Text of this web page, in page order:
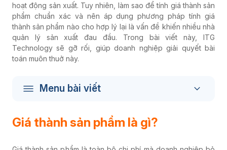
hoạt động sản xuất. Tuy nhiên, làm sao để tính giá thành sản
phẩm chuẩn xác và nên áp dụng phương pháp tính giá
thành sản phẩm nào cho hợp lý lại là vấn đề khiến nhiều nhà
quản lý sản xuất đau đầu. Trong bài viết này, ITG
Technology sẽ gỡ rối, giúp doanh nghiệp giải quyết bài
toán muôn thuở này.
Menu bài viết
Giá thành sản phẩm là gì?